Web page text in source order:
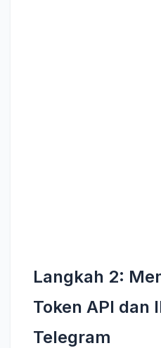
Langkah 2:
Token API dan
Telegram